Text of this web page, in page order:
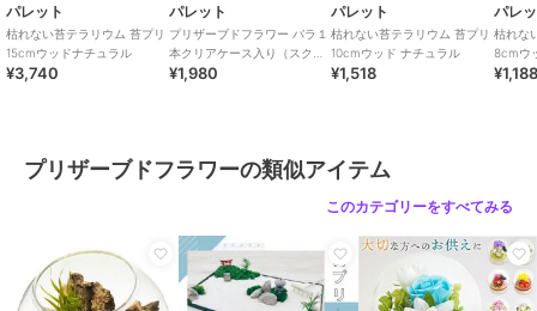
ドモス プリザーブドグリーン
商品のお取り扱い方法
お手入れ
お手入れ不要です。劣化・退色・
パレット
枯れない苔テラリウム 苔プリ
15cmウッドナチュラル
¥3,740
パレット
プリザーブドフラワー バラ１
本クリアケース入り（スクエ
ア）ブライトピンク
¥1,980
パレット
枯れない苔テラリウム 苔プリ
10cmウッド ナチュラル
¥1,518
パレ
枯れな
8cmウ
プリザーブドフラワーの類似アイテム
このカテゴリーをすべてみる